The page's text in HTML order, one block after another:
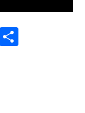
Telegram